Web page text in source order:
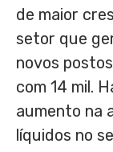
de maior
setor que
novos
com 14 mil.
aumento na
líquidos no